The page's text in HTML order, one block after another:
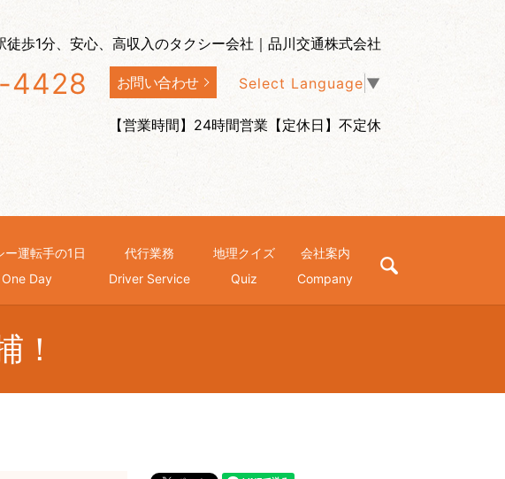
徒歩1分、安心、高収入のタクシー会社｜品川交通株式会社
4428 Select Language ▼
お問い合わせ
【営業時間】24時間営業【定休日】不定休
ー運転手の1日
One Day
代行業務
Driver Service
地理クイズ
Quiz
会社案内
Company
！